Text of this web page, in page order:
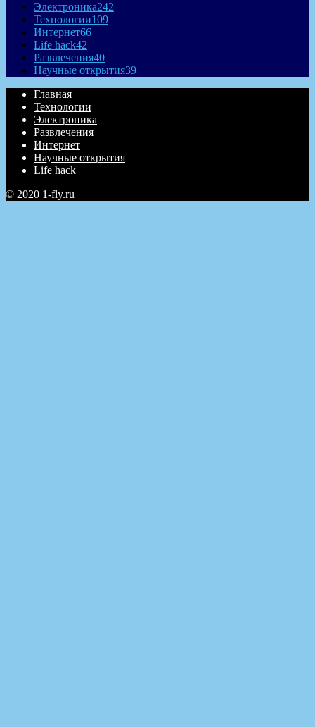
Электроника242
Технологии109
Интернет66
Life hack42
Развлечения40
Научные открытия39
Главная
Технологии
Электроника
Развлечения
Интернет
Научные открытия
Life hack
© 2020 1-fly.ru